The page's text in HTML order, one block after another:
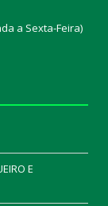
a Sexta-Feira)
E